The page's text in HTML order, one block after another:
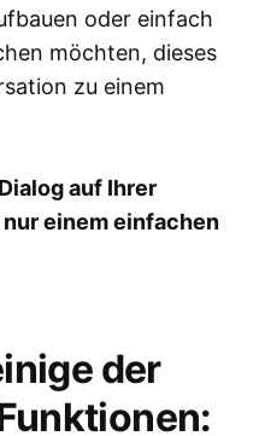
oder einfach
möchten, dieses
zu einem
auf Ihrer
einem einfachen
der